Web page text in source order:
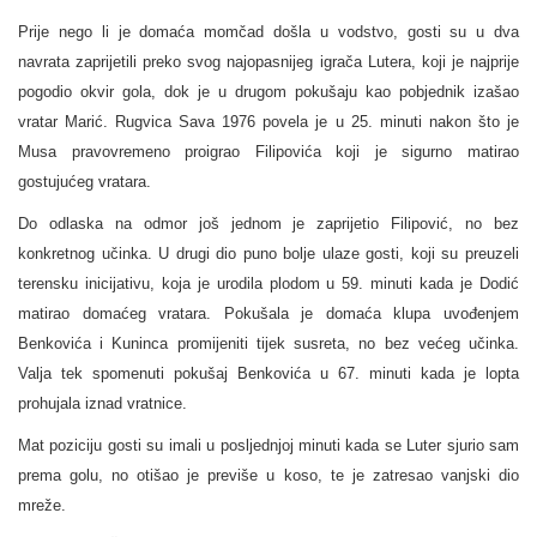
Prije nego li je domaća momčad došla u vodstvo, gosti su u dva
navrata zaprijetili preko svog najopasnijeg igrača Lutera, koji je najprije
pogodio okvir gola, dok je u drugom pokušaju kao pobjednik izašao
vratar Marić. Rugvica Sava 1976 povela je u 25. minuti nakon što je
Musa pravovremeno proigrao Filipovića koji je sigurno matirao
gostujućeg vratara.
Do odlaska na odmor još jednom je zaprijetio Filipović, no bez
konkretnog učinka. U drugi dio puno bolje ulaze gosti, koji su preuzeli
terensku inicijativu, koja je urodila plodom u 59. minuti kada je Dodić
matirao domaćeg vratara. Pokušala je domaća klupa uvođenjem
Benkovića i Kuninca promijeniti tijek susreta, no bez većeg učinka.
Valja tek spomenuti pokušaj Benkovića u 67. minuti kada je lopta
prohujala iznad vratnice.
Mat poziciju gosti su imali u posljednjoj minuti kada se Luter sjurio sam
prema golu, no otišao je previše u koso, te je zatresao vanjski dio
mreže.